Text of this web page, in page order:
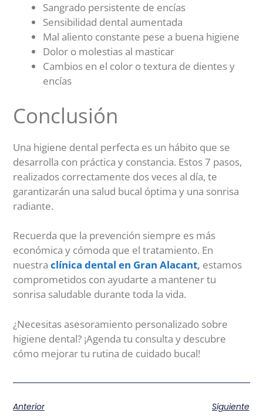
Sangrado persistente de encías
Sensibilidad dental aumentada
Mal aliento constante pese a buena higiene
Dolor o molestias al masticar
Cambios en el color o textura de dientes y
encías
Conclusión
Una higiene dental perfecta es un hábito que se
desarrolla con práctica y constancia. Estos 7 pasos,
realizados correctamente dos veces al día, te
garantizarán una salud bucal óptima y una sonrisa
radiante.
Recuerda que la prevención siempre es más
económica y cómoda que el tratamiento. En
nuestraclínica dental en Gran Alacant, estamos
comprometidos con ayudarte a mantener tu
sonrisa saludable durante toda la vida.
¿Necesitas asesoramiento personalizado sobre
higiene dental? ¡Agenda tu consulta y descubre
cómo mejorar tu rutina de cuidado bucal!
Anterior Siguiente